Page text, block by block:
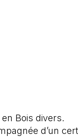
Bois divers.
d’un